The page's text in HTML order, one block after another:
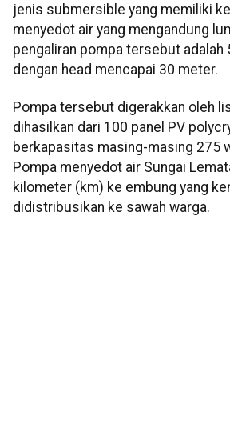
jenis submersible yang memiliki
menyedot air yang mengandung
pengaliran pompa tersebut adalah
dengan head mencapai 30 meter.
Pompa tersebut digerakkan oleh
dihasilkan dari 100 panel PV
berkapasitas masing-masing 275
Pompa menyedot air Sungai
kilometer (km) ke embung yang
didistribusikan ke sawah warga.